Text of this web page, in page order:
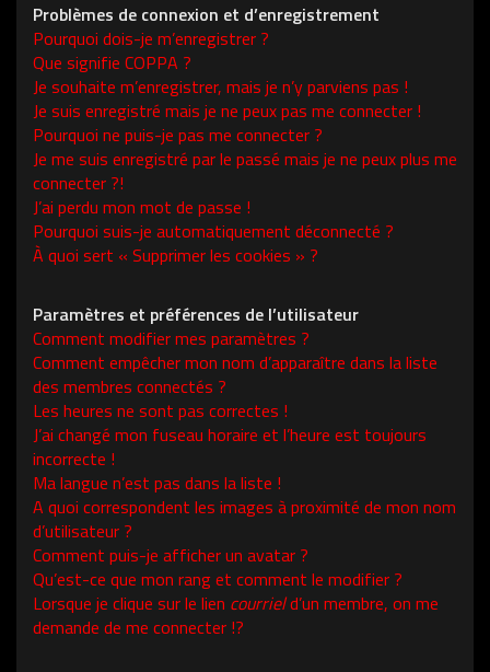
Problèmes de connexion et d’enregistrement
Pourquoi dois-je m’enregistrer ?
Que signifie COPPA ?
Je souhaite m’enregistrer, mais je n’y parviens pas !
Je suis enregistré mais je ne peux pas me connecter !
Pourquoi ne puis-je pas me connecter ?
Je me suis enregistré par le passé mais je ne peux plus me
connecter ?!
J’ai perdu mon mot de passe !
Pourquoi suis-je automatiquement déconnecté ?
À quoi sert « Supprimer les cookies » ?
Paramètres et préférences de l’utilisateur
Comment modifier mes paramètres ?
Comment empêcher mon nom d’apparaître dans la liste
des membres connectés ?
Les heures ne sont pas correctes !
J’ai changé mon fuseau horaire et l’heure est toujours
incorrecte !
Ma langue n’est pas dans la liste !
A quoi correspondent les images à proximité de mon nom
d’utilisateur ?
Comment puis-je afficher un avatar ?
Qu’est-ce que mon rang et comment le modifier ?
Lorsque je clique sur le lien courrield’un membre, on me
demande de me connecter !?